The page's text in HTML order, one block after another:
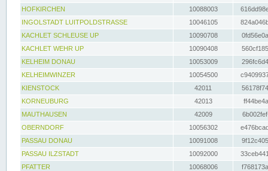
HOFKIRCHEN
10088003
INGOLSTADT LUITPOLDSTRASSE
10046105
KACHLET SCHLEUSE UP
10090708
KACHLET WEHR UP
10090408
KELHEIM DONAU
10053009
KELHEIMWINZER
10054500
KIENSTOCK
42011
KORNEUBURG
42013
MAUTHAUSEN
42009
OBERNDORF
10056302
PASSAU DONAU
10091008
PASSAU ILZSTADT
10092000
PFATTER
10068006